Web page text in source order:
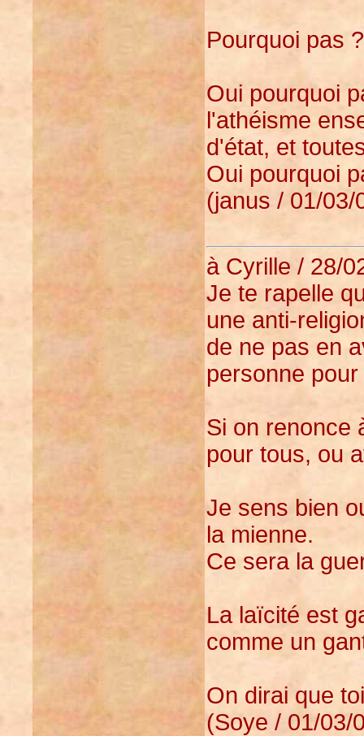
Pourquoi pas
Oui pourquoi
l'athéisme
d'état, et
Oui pourquoi
(janus / 01/03/
à Cyrille / 28/
Je te rapelle
une anti-
de ne pas en
personne
Si on renonce
pour tous, ou
Je sens bien
la mienne.
Ce sera la
La laïcité est
comme un
On dirai que
(Soye / 01/03/